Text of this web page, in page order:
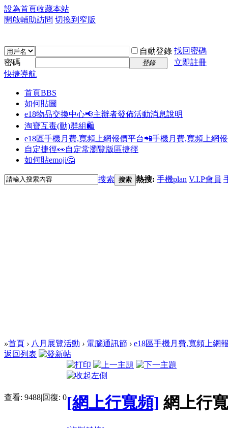
設為首頁收藏本站
開啟輔助訪問 切換到窄版
自動登錄 找回密碼
密碼
登錄
立即註冊
快捷導航
首頁BBS
如何貼圖
e18物品交換中心📢主辦者發佈活動消息說明
淘寶互毒(動)群組🛍️
e18區手機月費,寬頻上網報價平台📲手機月費,寬頻上網
自定捷徑👀自定常瀏覽版區捷徑
如何貼emoji🤔
搜索 搜索 熱搜: 手機plan V.I.P會員
»首頁 › 八月展覽活動 › 電腦通訊節 › e18區手機月費,寬頻上網
返回列表
查看: 9488|回復: 0[網上行寬頻] 網上行